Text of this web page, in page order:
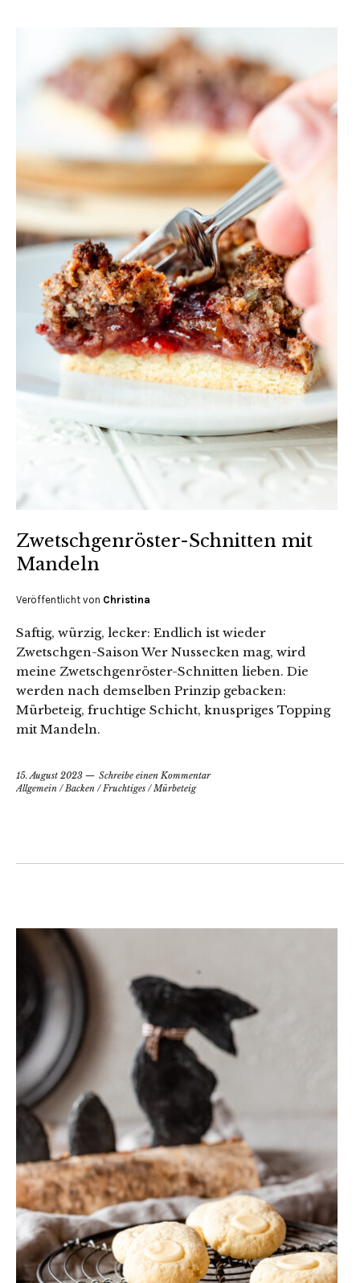
Zwetschgenröster-Schnitten mit
Mandeln
Veröffentlicht von Christina
Saftig, würzig, lecker: Endlich ist wieder
Zwetschgen-Saison Wer Nussecken mag, wird
meine Zwetschgenröster-Schnitten lieben. Die
werden nach demselben Prinzip gebacken:
Mürbeteig, fruchtige Schicht, knuspriges Topping
mit Mandeln.
15. August 2023
Schreibe einen Kommentar
Allgemein /Backen /Fruchtiges /Mürbeteig